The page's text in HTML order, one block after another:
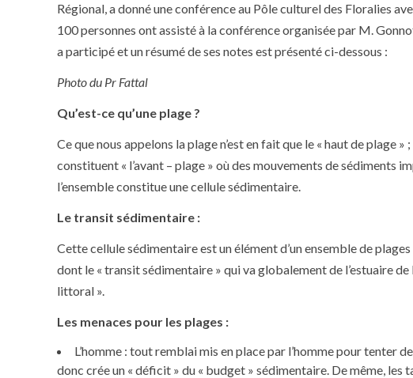
Régional, a donné une conférence au Pôle culturel des Floralies
100 personnes ont assisté à la conférence organisée par M.
a participé et un résumé de ses notes est présenté ci-dessous :
Photo du Pr Fattal
Qu’est-ce qu’une plage ?
Ce que nous appelons la plage n’est en fait que le « haut de plage
constituent « l’avant – plage » où des mouvements de sédiments
l’ensemble constitue une cellule sédimentaire.
Le transit sédimentaire :
Cette cellule sédimentaire est un élément d’un ensemble de
dont le « transit sédimentaire » qui va globalement de l’estuaire
littoral ».
Les menaces pour les plages :
L’homme : tout remblai mis en place par l’homme pour tenter
donc crée un « déficit » du « budget » sédimentaire. De même,